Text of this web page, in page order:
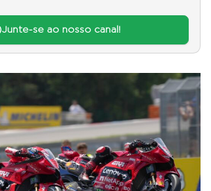
Junte-se ao nosso canal!